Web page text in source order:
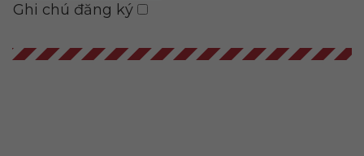
Ghi chú đăng ký